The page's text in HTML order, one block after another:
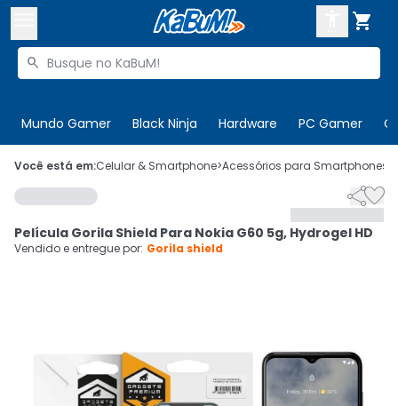

Buscar produtos

Mundo Gamer Black Ninja Hardware PC Gamer
 Olá. Acesse sua conta
 Departamentos
Cupons
CADASTRE-SE
Você está em:Celular & Smartphone>Acessórios para Smartphones

Película Gorila Shield Para Nokia G60 5g, Hydrogel HD
Vendido e entregue por: Gorila shield